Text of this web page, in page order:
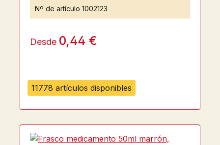
11778 artículos disponibles
Nº de artículo 1002123
Desde 0,44 €